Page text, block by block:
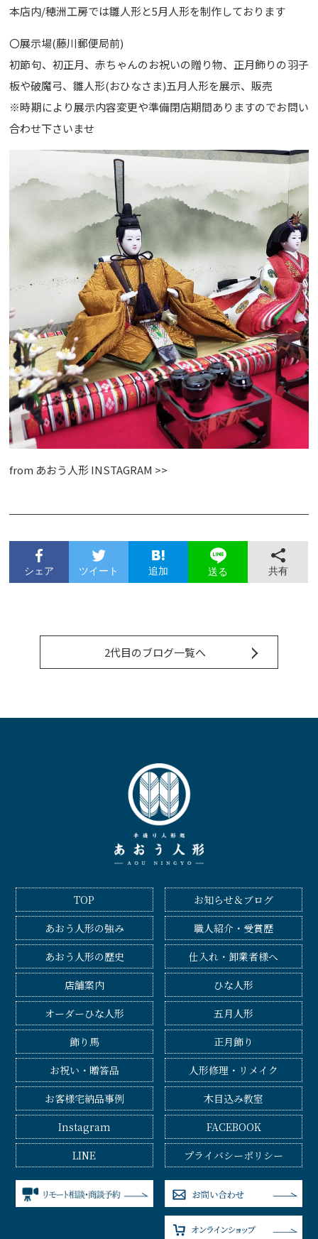
本店内/穂洲工房では雛人形と5月人形を制作しております
〇展示場(藤川郵便局前)
初節句、初正月、赤ちゃんのお祝いの贈り物、正月飾りの羽子
板や破魔弓、雛人形(おひなさま)五月人形を展示、販売
※時期により展示内容変更や準備閉店期間ありますのでお問い
合わせ下さいませ
from あおう人形 INSTAGRAM >>
シェア ツイート 追加 送る 共有
2代目のブログ一覧へ
TOP
お知らせ＆ブログ
あおう人形の強み
職人紹介・受賞歴
あおう人形の歴史
仕入れ・卸業者様へ
店舗案内
ひな人形
オーダーひな人形
五月人形
飾り馬
正月飾り
お祝い・贈答品
人形修理・リメイク
お客様宅納品事例
木目込み教室
Instagram
FACEBOOK
LINE
プライバシーポリシー